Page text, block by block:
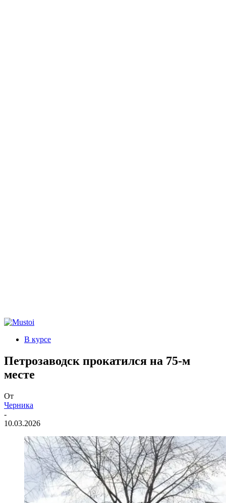
В курсе
Петрозаводск прокатился на 75-м
месте
От
Черника
-
10.03.2026